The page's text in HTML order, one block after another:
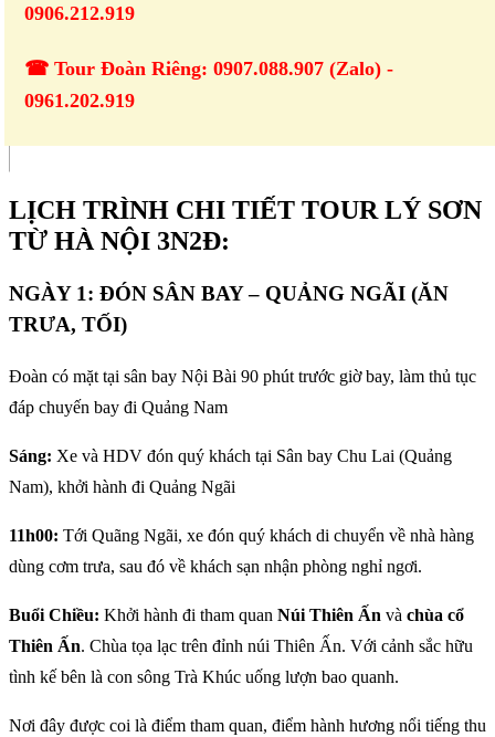
0906.212.919
☎ Tour Đoàn Riêng: 0907.088.907 (Zalo) -
0961.202.919
LỊCH TRÌNH CHI TIẾT TOUR LÝ SƠN
TỪ HÀ NỘI 3N2Đ:
NGÀY 1: ĐÓN SÂN BAY – QUẢNG NGÃI (ĂN
TRƯA, TỐI)
Đoàn có mặt tại sân bay Nội Bài 90 phút trước giờ bay, làm thủ tục
đáp chuyến bay đi Quảng Nam
Sáng: Xe và HDV đón quý khách tại Sân bay Chu Lai (Quảng
Nam), khởi hành đi Quảng Ngãi
11h00: Tới Quãng Ngãi, xe đón quý khách di chuyển về nhà hàng
dùng cơm trưa, sau đó về khách sạn nhận phòng nghỉ ngơi.
Buổi Chiều: Khởi hành đi tham quan Núi Thiên Ấn và chùa cổ
Thiên Ấn. Chùa tọa lạc trên đỉnh núi Thiên Ấn. Với cảnh sắc hữu
tình kế bên là con sông Trà Khúc uống lượn bao quanh.
Nơi đây được coi là điểm tham quan, điểm hành hương nổi tiếng thu